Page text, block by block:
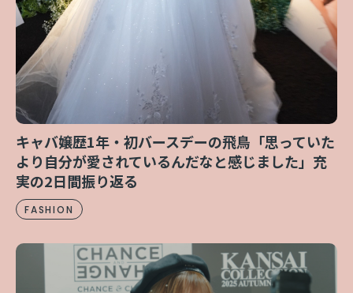
キャバ嬢歴1年・初バースデーの飛鳥「思っていた
より自分が愛されているんだなと感じました」充
実の2日間振り返る
FASHION